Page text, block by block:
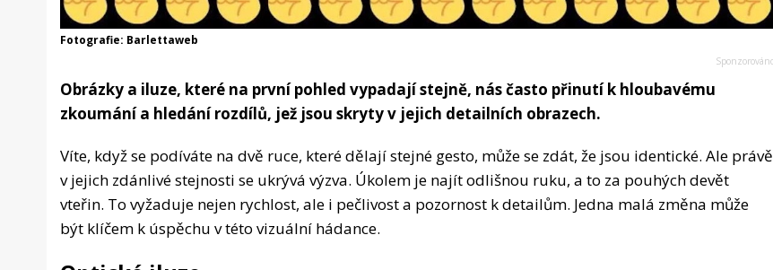
Fotografie: Barlettaweb
Obrázky a iluze, které na první pohled vypadají stejně, nás často přinutí k hloubavému
zkoumání a hledání rozdílů, jež jsou skryty v jejich detailních obrazech.
Víte, když se podíváte na dvě ruce, které dělají stejné gesto, může se zdát, že jsou identické. Ale právě
v jejich zdánlivé stejnosti se ukrývá výzva. Úkolem je najít odlišnou ruku, a to za pouhých devět
vteřin. To vyžaduje nejen rychlost, ale i pečlivost a pozornost k detailům. Jedna malá změna může
být klíčem k úspěchu v této vizuální hádance.